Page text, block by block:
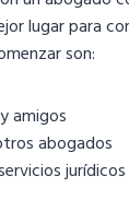
lugar para
son:
amigos
abogados